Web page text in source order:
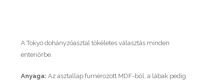
A Tokyo dohányzóasztal tökéletes választás minden
enteriőrbe.
Anyaga: Az asztallap furnérozott MDF-ből, a lábak pedig